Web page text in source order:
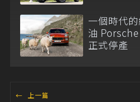
一個時代
油
正式停產
← 上一篇